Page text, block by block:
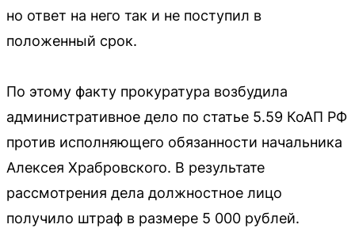
но ответ на него так и не поступил в
положенный срок.
По этому факту прокуратура возбудила
административное дело по статье 5.59 КоАП РФ
против исполняющего обязанности начальника
Алексея Храбровского. В результате
рассмотрения дела должностное лицо
получило штраф в размере 5 000 рублей.